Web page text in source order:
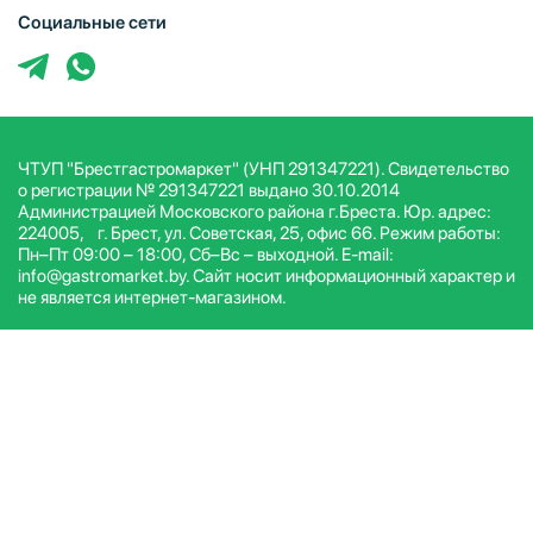
Социальные сети
ЧТУП "Брестгастромаркет" (УНП 291347221). Свидетельство
о регистрации № 291347221 выдано 30.10.2014
Администрацией Московского района г.Бреста. Юр. адрес:
224005, г. Брест, ул. Советская, 25, офис 66. Режим работы:
Пн–Пт 09:00 – 18:00, Сб–Вс – выходной. E-mail:
info@gastromarket.by. Сайт носит информационный характер и
не является интернет-магазином.